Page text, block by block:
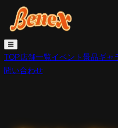
TOP店舗一覧イベント 景品ギャ
問い合わせ